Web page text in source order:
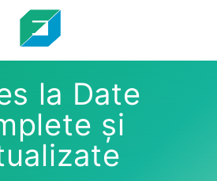
la Date
și